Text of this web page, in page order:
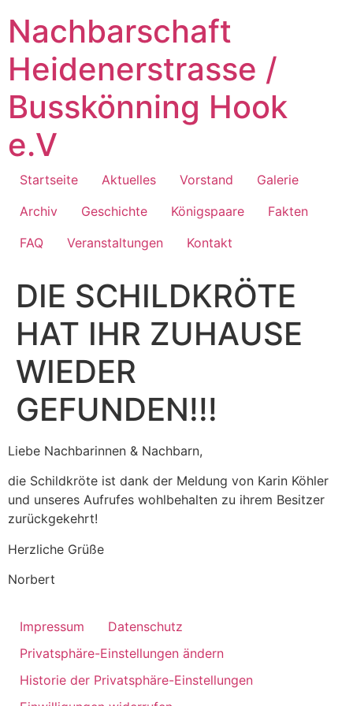
Inhalt
springen
Nachbarschaft
Heidenerstrasse /
Busskönning Hook
e.V
Startseite Aktuelles Vorstand
Galerie
Archiv
Geschichte Königspaare
Fakten
FAQ
Veranstaltungen Kontakt
DIE SCHILDKRÖTE
HAT IHR ZUHAUSE
WIEDER
GEFUNDEN!!!
Liebe Nachbarinnen & Nachbarn,
die Schildkröte ist dank der Meldung von Karin Köhler
und unseres Aufrufes wohlbehalten zu ihrem Besitzer
zurückgekehrt!
Herzliche Grüße
Norbert
Impressum
Datenschutz
Privatsphäre-Einstellungen ändern
Historie der Privatsphäre-Einstellungen